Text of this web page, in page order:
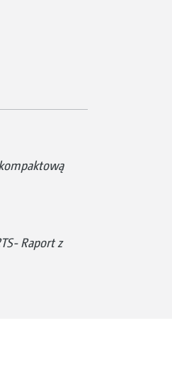
Raport z